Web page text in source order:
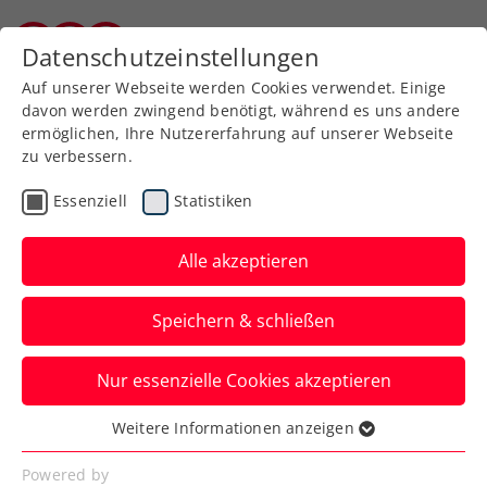
Zurück zur Newsübersicht
Kids & Jugend
Lara Brandstätter, Emma
Thaler-Gollmitzer u. Lino
Klauser sind weiter
ÖTV-Jugend-Hallenmeisterschaften 2023 -
U12 presented by electronic4you
Verfasst von: Gerald Hebein, 11.03.2023
Datenschutzeinstellungen
Auf unserer Webseite werden Cookies verwendet. Einige
davon werden zwingend benötigt, während es uns andere
ermöglichen, Ihre Nutzererfahrung auf unserer Webseite
zu verbessern.
Essenziell Statistiken
Alle akzeptieren
Speichern & schließen
Nur essenzielle Cookies akzeptieren
Essenziell
Essenzielle Cookies werden für grundlegende
Weitere Informationen anzeigen
Powered by